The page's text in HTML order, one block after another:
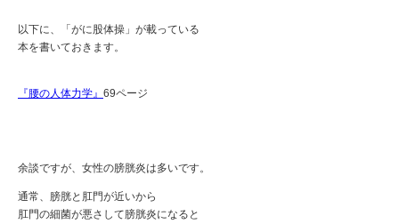
以下に、「がに股体操」が載っている
本を書いておきます。
『腰の人体力学』 69ページ
余談ですが、女性の膀胱炎は多いです。
通常、膀胱と肛門が近いから
肛門の細菌が悪さして膀胱炎になると